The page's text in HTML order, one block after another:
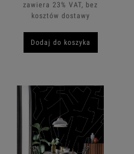
zawiera 23% VAT, bez
kosztów dostawy
Dodaj do koszyka